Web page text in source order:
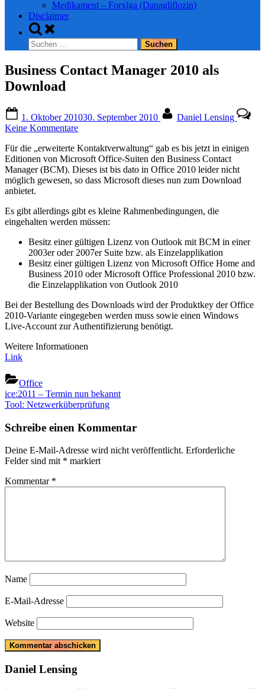
Medikament – Forxiga (Dapagliflozin)
Disclaimer
Toggle
search
form
Suchen
nach:
Business Contact Manager 2010 als
Download
on
1. Oktober 201030. September 2010
Daniel Lensing
Keine Kommentarezu
Contact
Manager
2010
als
Für die „erweiterte Kontaktverwaltung“ gab es bis jetzt in einigen
Editionen von Microsoft Office-Suiten den Business Contact
Manager (BCM). Dieses ist bis dato in Office 2010 leider nicht
möglich gewesen, so dass Microsoft dieses nun zum Download
anbietet.
Es gibt allerdings gibt es kleine Rahmenbedingungen, die
eingehalten werden müssen:
Besitz einer gültigen Lizenz von Outlook mit BCM in einer
2003er oder 2007er Suite bzw. als Einzelapplikation
Besitz einer gültigen Lizenz von Microsoft Office Home and
Business 2010 oder Microsoft Office Professional 2010 bzw.
die Einzelapplikation von Outlook 2010
Bei der Bestellung des Downloads wird der Produktkey der Office
2010-Variante eingegeben werden muss sowie einen Windows
Live-Account zur Authentifizierung benötigt.
Weitere Informationen
Link
Office
Beitragsnavigation
Previous
Post:
ice:2011 – Termin nun bekannt
Next
Tool: Netzwerküberprüfung
Schreibe einen Kommentar
Deine E-Mail-Adresse wird nicht veröffentlicht. Erforderliche
Felder sind mit * markiert
Kommentar *
Name
E-Mail-Adresse
Website
Daniel Lensing